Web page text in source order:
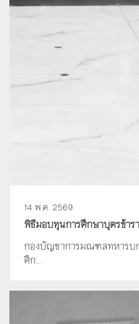
14 พ.ค. 2569
พิธีมอบทุนการศึกษาบุตรข้าร
กองบัญชาการมณฑลทหารบ
ศึก...